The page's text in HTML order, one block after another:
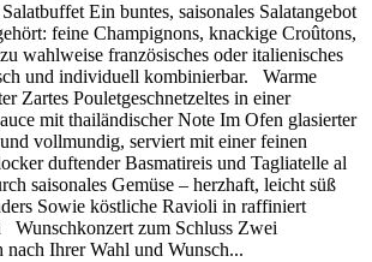
Ein buntes, saisonales Salatangebot
feine Champignons, knackige Croûtons,
wahlweise französisches oder italienisches
und individuell kombinierbar. Warme
Zartes Pouletgeschnetzeltes in einer
mit thailändischer Note Im Ofen glasierter
vollmundig, serviert mit einer feinen
duftender Basmatireis und Tagliatelle al
saisonales Gemüse – herzhaft, leicht süß
Sowie köstliche Ravioli in raffiniert
Wunschkonzert zum Schluss Zwei
nach Ihrer Wahl und Wunsch...